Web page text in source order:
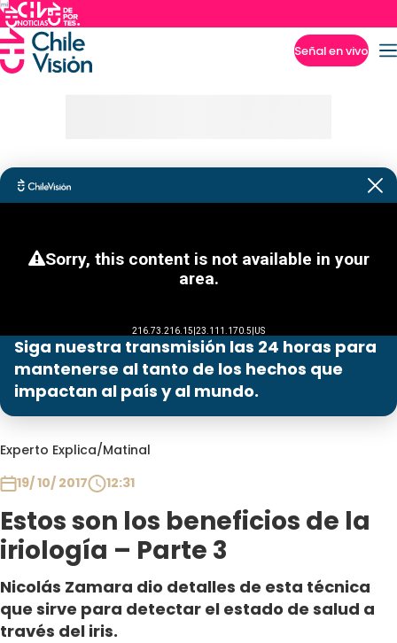
Señal en vivo
Siga nuestra transmisión las 24 horas para
mantenerse al tanto de los hechos que
impactan al país y al mundo.
Experto Explica/Matinal
19/ 10/ 2017
12:31
Estos son los beneficios de la
iriología – Parte 3
Nicolás Zamara dio detalles de esta técnica
que sirve para detectar el estado de salud a
través del iris.
Programas
Club De La Comedia
Contigo en Directo
Plan Perfecto
El Tiempo
Sabingo
Todos Los Programas